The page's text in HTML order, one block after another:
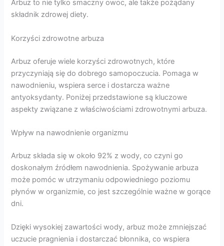
Arbuz to nie tylko smaczny owoc, ale także pożądany
składnik zdrowej diety.
Korzyści zdrowotne arbuza
Arbuz oferuje wiele korzyści zdrowotnych, które
przyczyniają się do dobrego samopoczucia. Pomaga w
nawodnieniu, wspiera serce i dostarcza ważne
antyoksydanty. Poniżej przedstawione są kluczowe
aspekty związane z właściwościami zdrowotnymi arbuza.
Wpływ na nawodnienie organizmu
Arbuz składa się w około 92% z wody, co czyni go
doskonałym źródłem nawodnienia. Spożywanie arbuza
może pomóc w utrzymaniu odpowiedniego poziomu
płynów w organizmie, co jest szczególnie ważne w gorące
dni.
Dzięki wysokiej zawartości wody, arbuz może zmniejszać
uczucie pragnienia i dostarczać błonnika, co wspiera